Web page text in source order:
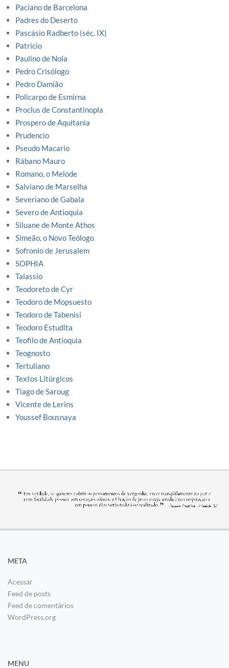
Paciano de Barcelona
Padres do Deserto
Pascásio Radberto (séc. IX)
Patrício
Paulino de Nola
Pedro Crisólogo
Pedro Damião
Policarpo de Esmirna
Proclus de Constantinopla
Prospero de Aquitania
Prudencio
Pseudo Macario
Rábano Mauro
Romano, o Melode
Salviano de Marselha
Severiano de Gabala
Severo de Antioquia
Siluane de Monte Athos
Simeão, o Novo Teólogo
Sofronio de Jerusalem
SOPHIA
Talassio
Teodoreto de Cyr
Teodoro de Mopsuesto
Teodoro de Tabenisi
Teodoro Estudita
Teofilo de Antioquia
Teognosto
Tertuliano
Textos Litúrgicos
Tiago de Saroug
Vicente de Lerins
Youssef Bousnaya
META
Acessar
Feed de posts
Feed de comentários
WordPress.org
MENU